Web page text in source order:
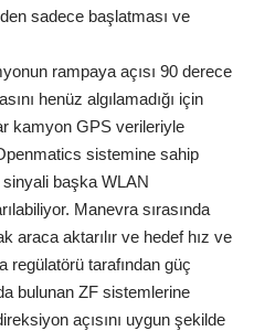
sadece başlatması ve
rampaya açısı 90 derece
henüz algılamadığı için
kamyon GPS verileriyle
sistemine sahip
başka WLAN
Manevra sırasında
araca aktarılır ve hedef hız ve
regülatörü tarafından güç
bulunan ZF sistemlerine
açısını uygun şekilde